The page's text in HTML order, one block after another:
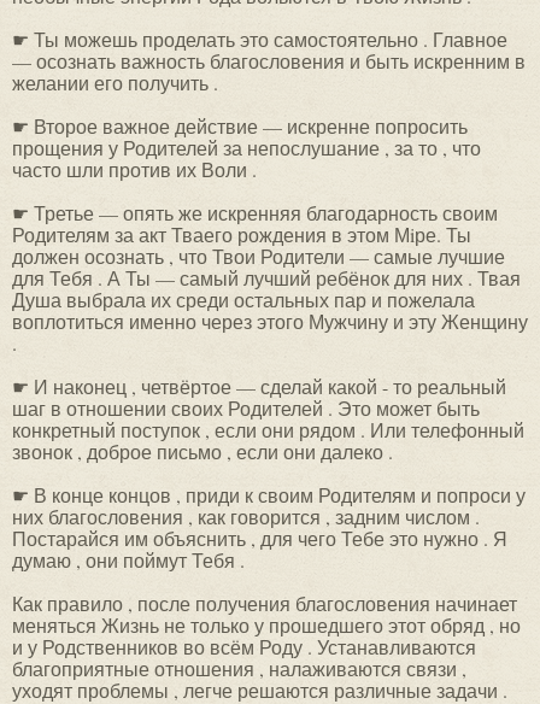
☛ Ты можешь проделать это самостоятельно . Главное
— осознать важность благословения и быть искренним в
желании его получить .
☛ Второе важное действие — искренне попросить
прощения у Родителей за непослушание , за то , что
часто шли против их Воли .
☛ Третье — опять же искренняя благодарность своим
Родителям за акт Тваего рождения в этом Мiре. Ты
должен осознать , что Твои Родители — самые лучшие
для Тебя . А Ты — самый лучший ребёнок для них . Твая
Душа выбрала их среди остальных пар и пожелала
воплотиться именно через этого Мужчину и эту Женщину
.
☛ И наконец , четвёртое — сделай какой - то реальный
шаг в отношении своих Родителей . Это может быть
конкретный поступок , если они рядом . Или телефонный
звонок , доброе письмо , если они далеко .
☛ В конце концов , приди к своим Родителям и попроси у
них благословения , как говорится , задним числом .
Постарайся им объяснить , для чего Тебе это нужно . Я
думаю , они поймут Тебя .
Как правило , после получения благословения начинает
меняться Жизнь не только у прошедшего этот обряд , но
и у Родственников во всём Роду . Устанавливаются
благоприятные отношения , налаживаются связи ,
уходят проблемы , легче решаются различные задачи .